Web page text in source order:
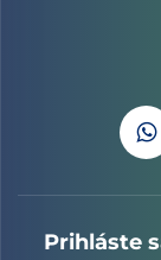
Prihláste